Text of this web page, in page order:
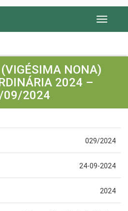
Toggle
NONA)
2024 –
09/2024
029/2024
24-09-2024
2024